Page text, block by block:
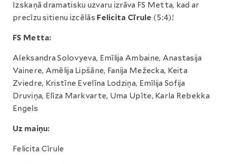
Izskaņā dramatisku uzvaru izrāva FS Metta, kad ar
precīzu sitienu izcēlās Felicita Cīrule (5:4)!
FS Metta:
Aleksandra Solovyeva, Emīlija Ambaine, Anastasija
Vainere, Amēlija Lipšāne, Fanija Mežecka, Keita
Zviedre, Kristīne Evelīna Lodziņa, Emīlija Sofija
Druviņa, Elīza Markvarte, Uma Upīte, Karla Rebekka
Engels
Uz maiņu:
Felicita Cīrule